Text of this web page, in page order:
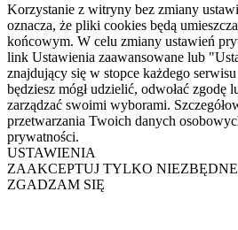
Korzystanie z witryny bez zmiany
oznacza, że pliki cookies będą
końcowym. W celu zmiany ustawień
link Ustawienia zaawansowane lub
znajdujący się w stopce każdego
będziesz mógł udzielić, odwołać zgodę
zarządzać swoimi wyborami.
przetwarzania Twoich danych
prywatności.
USTAWIENIA
ZAAKCEPTUJ TYLKO NIEZBĘDNE
ZGADZAM SIĘ